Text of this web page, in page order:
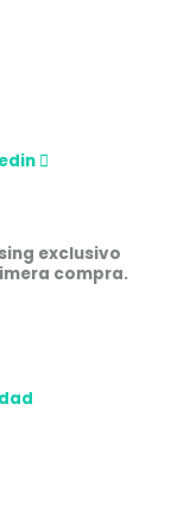
exclusivo
compra.